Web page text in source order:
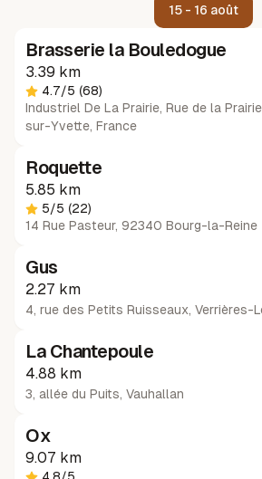
15 - 16 août
Brasserie la Bouledogue
3.39 km
4.7/5 (68)
Industriel De La Prairie, Rue de la
sur-Yvette, France
Roquette
5.85 km
5/5 (22)
14 Rue Pasteur, 92340 Bourg-la-Reine
Gus
2.27 km
4, rue des Petits Ruisseaux, Verrières-
La Chantepoule
4.88 km
3, allée du Puits, Vauhallan
Ox
9.07 km